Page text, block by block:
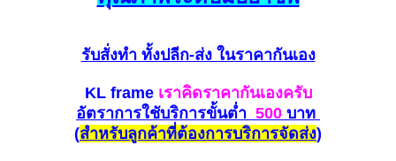
รับสั่งทำ ทั้งปลีก-ส่ง ในราคากันเอง
KL frame เราคิดราคากันเองครับ
อัตราการใชับริการขั้นต่ำ 500 บาท
(สำหรับลูกค้าที่ต้องการบริการจัดส่ง)